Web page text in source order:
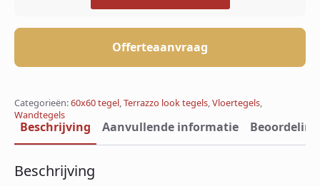
Offerteaanvraag
Categorieën:60x60 tegel,Terrazzo look tegels,Vloertegels,
Wandtegels
Beschrijving Aanvullende informatie
Beschrijving